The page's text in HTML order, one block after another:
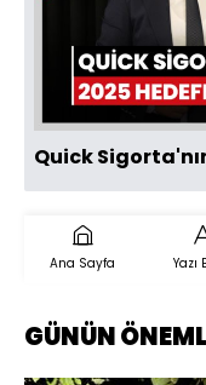
Quick
Ana Sayfa Yazı
GÜNÜN